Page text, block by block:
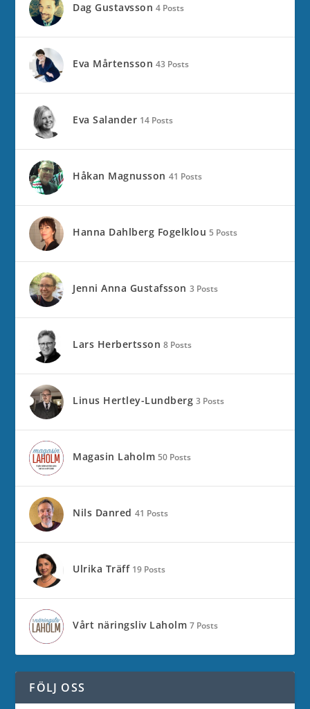
Dag Gustavsson 4 Posts
Eva Mårtensson 43 Posts
Eva Salander 14 Posts
Håkan Magnusson 41 Posts
Hanna Dahlberg Fogelklou 5 Posts
Jenni Anna Gustafsson 3 Posts
Lars Herbertsson 8 Posts
Linus Hertley-Lundberg 3 Posts
Magasin Laholm 50 Posts
Nils Danred 41 Posts
Ulrika Träff 19 Posts
Vårt näringsliv Laholm 7 Posts
FÖLJ OSS